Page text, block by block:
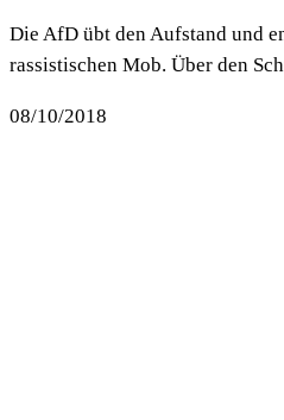
Die AfD übt den Aufstand und
rassistischen Mob. Über den
08/10/2018